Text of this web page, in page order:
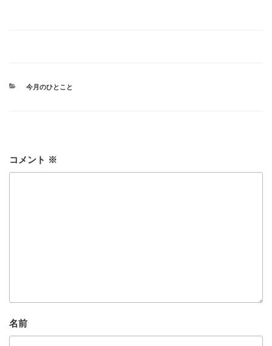
カ
今月のひとこと
コメント ※
名前